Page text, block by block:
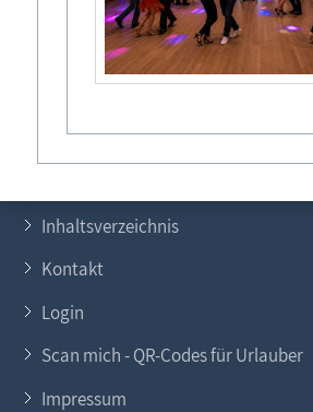
Strandabschnitte
Tankstellen / E-Ladestationen
Freizeit
Veranstaltungen
Anfragen
Inhaltsverzeichnis
Kontakt
Login
Scan mich - QR-Codes für Urlauber
Impressum